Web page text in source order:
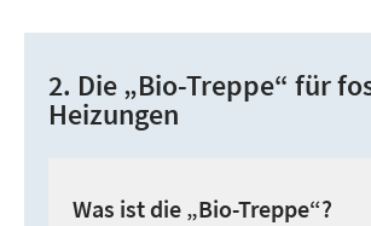
2. Die „Bio-Treppe“ für
Heizungen
Was ist die „Bio-Treppe“?